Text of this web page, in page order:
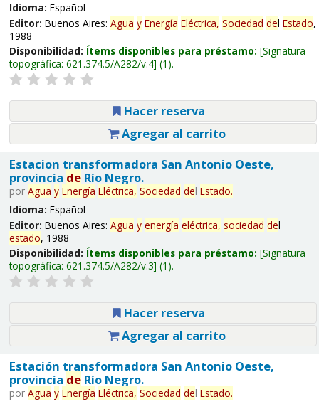
Idioma: Español
Editor: Buenos Aires: Agua y Energía Eléctrica, Sociedad del Estado,
1988
Disponibilidad: Ítems disponibles para préstamo: Signatura
topográfica: 621.374.5/A282/v.4 (1).
Hacer reserva
Agregar al carrito
Estacion transformadora San Antonio Oeste,
provincia deRío Negro.
por Agua y Energía Eléctrica, Sociedad del Estado.
Idioma: Español
Editor: Buenos Aires: Agua y energía eléctrica, sociedad del
estado, 1988
Disponibilidad: Ítems disponibles para préstamo: Signatura
topográfica: 621.374.5/A282/v.3 (1).
Hacer reserva
Agregar al carrito
Estación transformadora San Antonio Oeste,
provincia deRío Negro.
por Agua y Energía Eléctrica, Sociedad del Estado.